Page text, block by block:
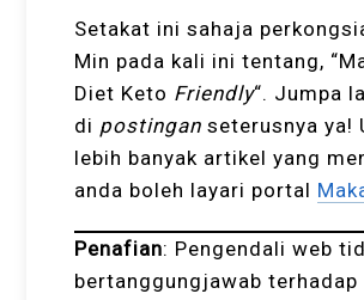
Setakat ini sahaja
Min pada kali ini tentang,
Diet Keto Friendly“. Jumpa
di postinganseterusnya ya!
lebih banyak artikel yang
anda boleh layari portal
Penafian: Pengendali web
bertanggungjawab terhadap